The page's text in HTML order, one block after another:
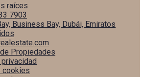
raíces
7903
Business Bay, Dubái, Emiratos
Propiedades
cookies